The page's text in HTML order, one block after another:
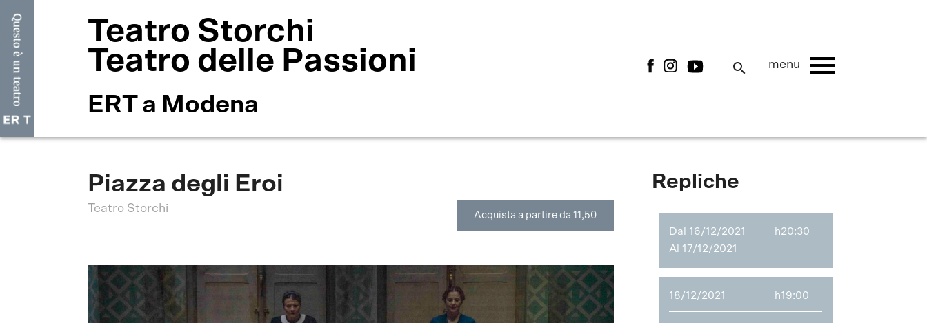
Teatro Storchi
Teatro delle Passioni
ERT a Modena
search menu menu
Piazza degli Eroi
Teatro Storchi
Acquista a partire da 11,50
Repliche
Dal 16/12/2021
Al 17/12/2021
h20:30
18/12/2021 h19:00